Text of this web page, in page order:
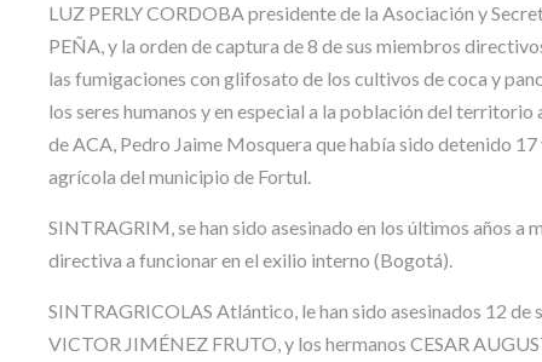
LUZ PERLY CORDOBA presidente de la Asociación y
PEÑA, y la orden de captura de 8 de sus miembros
las fumigaciones con glifosato de los cultivos de coca y
los seres humanos y en especial a la población del
de ACA, Pedro Jaime Mosquera que había sido detenido
agrícola del municipio de Fortul.
SINTRAGRIM, se han sido asesinado en los últimos años a
directiva a funcionar en el exilio interno (Bogotá).
SINTRAGRICOLAS Atlántico, le han sido asesinados 12 de
VICTOR JIMÉNEZ FRUTO, y los hermanos CESAR